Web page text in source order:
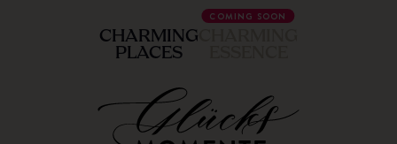
CHARMING
PLACES
COMING SOON